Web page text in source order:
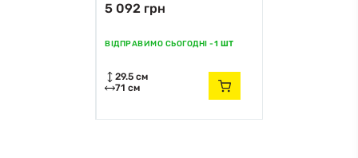
Zuma Line хром
5 092 грн
ВІДПРАВИМО СЬОГОДНІ -1 ШТ
29.5 см
71 см